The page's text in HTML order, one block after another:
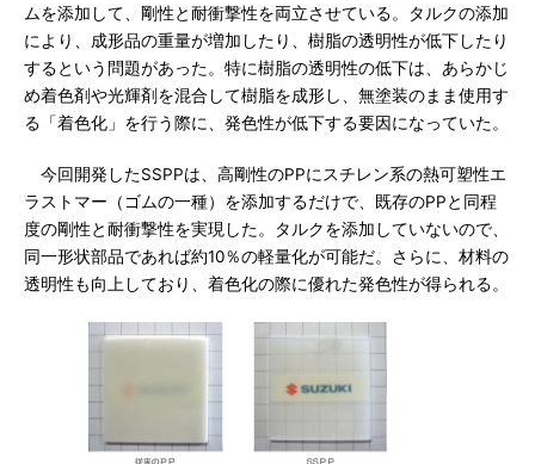
ムを添加して、剛性と耐衝撃性を両立させている。タルクの添加
により、成形品の重量が増加したり、樹脂の透明性が低下したり
するという問題があった。特に樹脂の透明性の低下は、あらかじ
め着色剤や光輝剤を混合して樹脂を成形し、無塗装のまま使用す
る「着色化」を行う際に、発色性が低下する要因になっていた。
今回開発したSSPPは、高剛性のPPにスチレン系の熱可塑性エ
ラストマー（ゴムの一種）を添加するだけで、既存のPPと同程
度の剛性と耐衝撃性を実現した。タルクを添加していないので、
同一形状部品であれば約10％の軽量化が可能だ。さらに、材料の
透明性も向上しており、着色化の際に優れた発色性が得られる。